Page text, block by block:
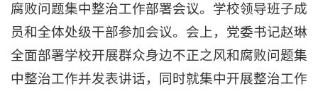
腐败问题集中整治工作部署会议。学校领导班子成
员和全体处级干部参加会议。会上，党委书记赵琳
全面部署学校开展群众身边不正之风和腐败问题集
中整治工作并发表讲话，同时就集中开展整治工作